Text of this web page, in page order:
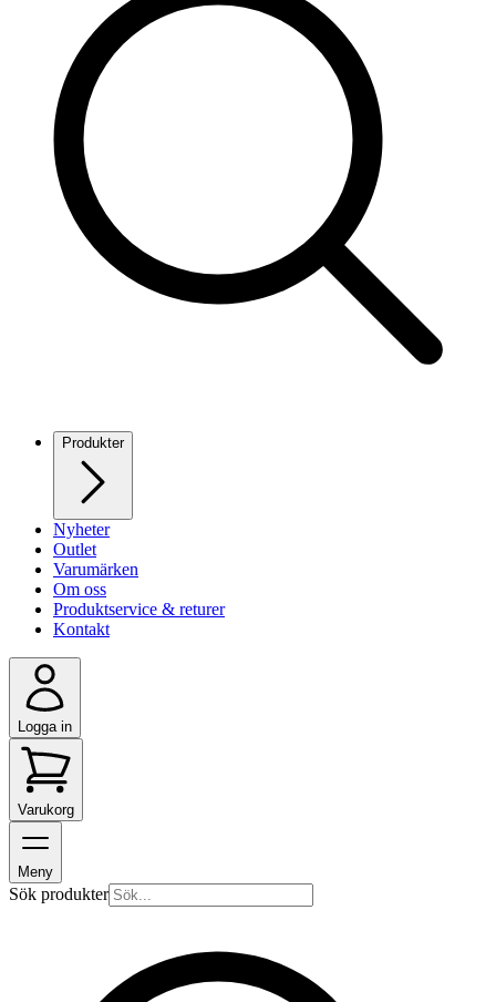
Produkter
Nyheter
Outlet
Varumärken
Om oss
Produktservice & returer
Kontakt
Logga in
Varukorg
Meny
Sök produkter